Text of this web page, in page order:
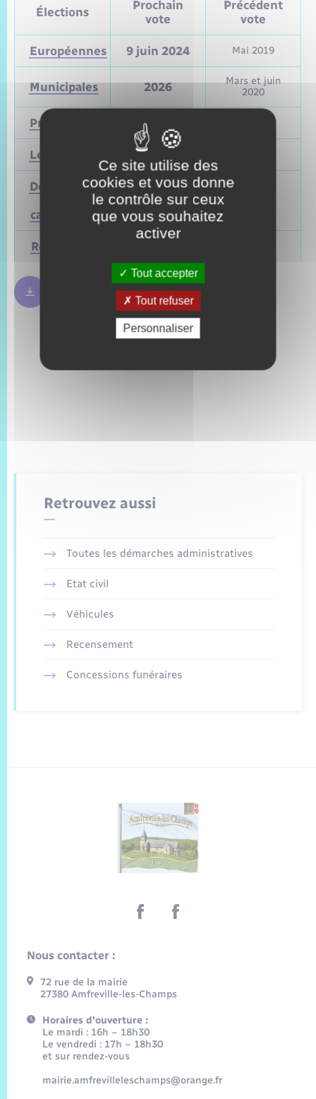
Élections
Prochain
vote
Précédent
vote
Européennes 9 juin 2024 Mai 2019
Municipales 2026
Mars et juin
2020
Présidentielle 2027 Avril 2022
Législatives 2027
Départementales
cantonales)
Mars 2028
Régionales
Règles bulletin de vote 250.09 Ko
Retrouvez aussi
Toutes les démarches administratives
Etat civil
Véhicules
Recensement
Concessions funéraires
Nous contacter :
72 rue de la mairie
27380 Amfreville-les-Champs
Horaires d'ouverture :
Le mardi : 16h – 18h30
Le vendredi : 17h – 18h30
et sur rendez-vous
mairie.amfrevilleleschamps@orange.fr
Ce site utilise des
cookies et vous donne
le contrôle sur ceux
que vous souhaitez
activer
Tout accepter
Tout refuser
Personnaliser